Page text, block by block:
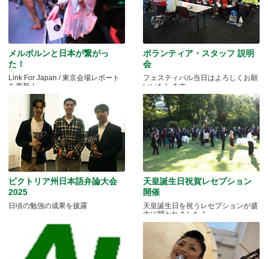
メルボルンと日本が繋がっ
た！
Link For Japan / 東京会場レポート
を更新！
ボランティア・スタッフ 説明
会
フェスティバル当日はよろしくお願
いいたします
ビクトリア州日本語弁論大会
2025
日頃の勉強の成果を披露
天皇誕生日祝賀レセプション
開催
天皇誕生日を祝うレセプションが盛
大に開かれました！